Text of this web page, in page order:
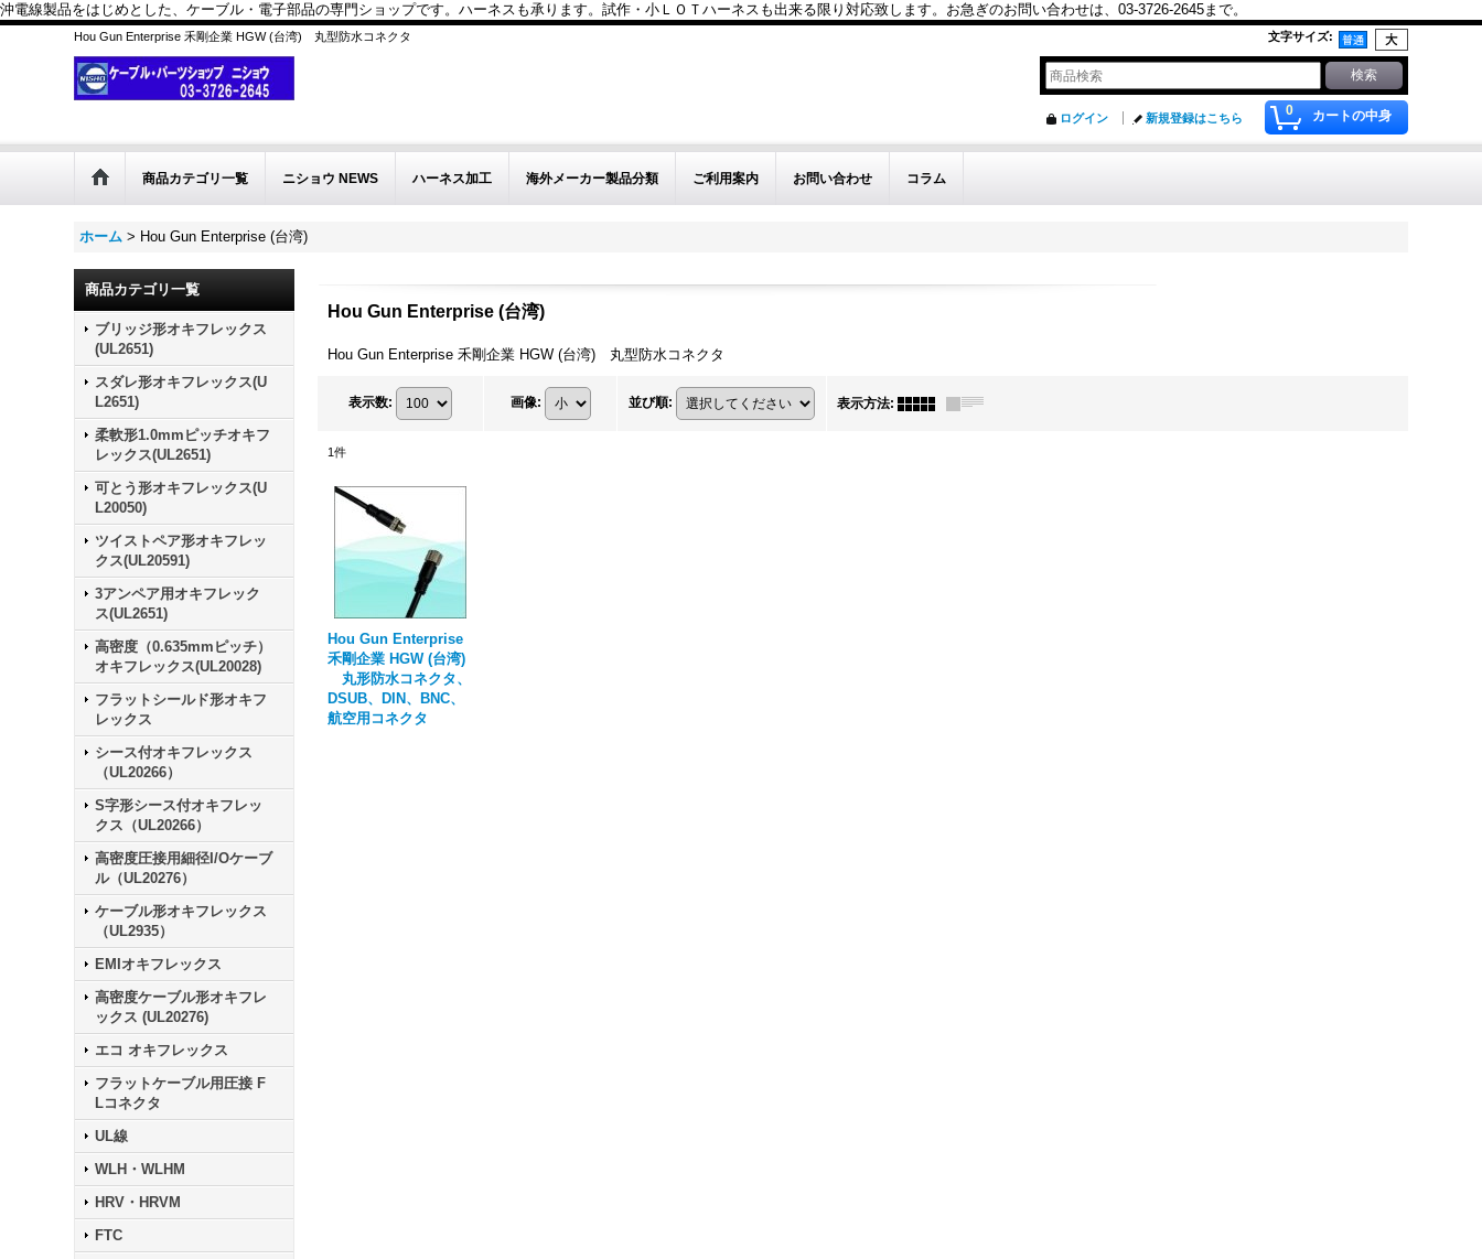
沖電線製品をはじめとした、ケーブル・電子部品の専門ショップです。ハーネスも承ります。試作・小ＬＯＴハーネスも出来る限り対応致します。お急ぎのお問い合わせは、03-3726-2645まで。
Hou Gun Enterprise 禾剛企業 HGW (台湾) 丸型防水コネクタ 文字サイズ:
0 カートの中身
ログイン 新規登録はこちら
商品カテゴリ一覧 ニショウ NEWS ハーネス加工 海外メーカー製品分類 ご利用案内 お問い合わせ コラム
ホーム > Hou Gun Enterprise (台湾)
商品カテゴリ一覧
ブリッジ形オキフレックス
(UL2651)
スダレ形オキフレックス(U
L2651)
柔軟形1.0mmピッチオキフ
レックス(UL2651)
可とう形オキフレックス(U
L20050)
ツイストペア形オキフレッ
クス(UL20591)
3アンペア用オキフレック
ス(UL2651)
高密度（0.635mmピッチ）
オキフレックス(UL20028)
フラットシールド形オキフ
レックス
シース付オキフレックス
（UL20266）
S字形シース付オキフレッ
クス（UL20266）
高密度圧接用細径I/Oケーブ
ル（UL20276）
ケーブル形オキフレックス
（UL2935）
EMIオキフレックス
高密度ケーブル形オキフレ
ックス (UL20276)
エコ オキフレックス
フラットケーブル用圧接 F
Lコネクタ
UL線
WLH・WLHM
HRV・HRVM
FTC
Hou Gun Enterprise (台湾)
Hou Gun Enterprise 禾剛企業 HGW (台湾) 丸型防水コネクタ
表示数: 画像: 並び順: 表示方法:
1件
Hou Gun Enterprise
禾剛企業 HGW (台湾)
丸形防水コネクタ、
DSUB、DIN、BNC、
航空用コネクタ